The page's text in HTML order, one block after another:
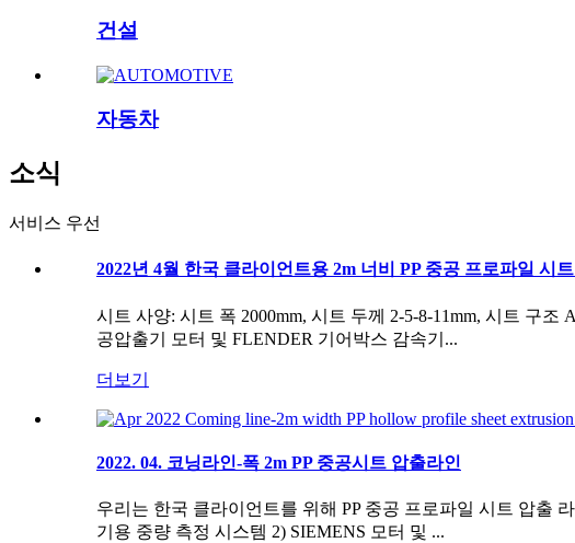
건설
자동차
소식
서비스 우선
2022년 4월 한국 클라이언트용 2m 너비 PP 중공 프로파일 시
시트 사양: 시트 폭 2000mm, 시트 두께 2-5-8-11mm, 시트 구
공압출기 모터 및 FLENDER 기어박스 감속기...
더보기
2022. 04. 코닝라인-폭 2m PP 중공시트 압출라인
우리는 한국 클라이언트를 위해 PP 중공 프로파일 시트 압출
기용 중량 측정 시스템 2) SIEMENS 모터 및 ...